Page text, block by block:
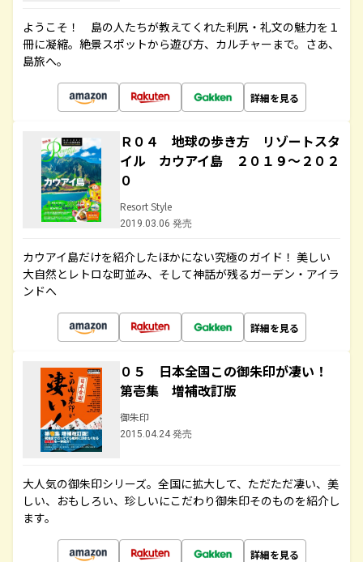
ようこそ！ 島の人たちが教えてくれた利尻・礼文の魅力を１
冊に凝縮。絶景スポットから遊び方、カルチャーまで。さあ、
島旅へ。
詳細を見る
Ｒ０４ 地球の歩き方 リゾートスタ
イル カウアイ島 ２０１９～２０２
０
Resort Style
2019.03.06 発売
カウアイ島だけを紹介したほかにない究極のガイド！ 美しい
大自然とレトロな町並み、そして神話が残るガーデン・アイラ
ンドへ
詳細を見る
０５ 日本全国この御朱印が凄い！
第壱集 増補改訂版
御朱印
2015.04.24 発売
大人気の御朱印シリーズ。全国に拡大して、ただただ凄い、美
しい、おもしろい、珍しいにこだわり御朱印そのものを紹介し
ます。
詳細を見る